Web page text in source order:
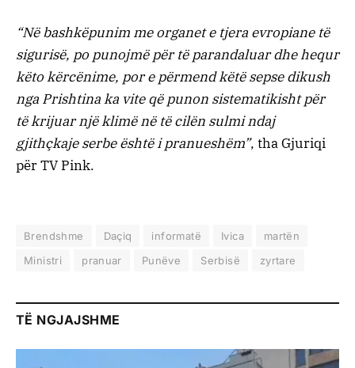
“Në bashkëpunim me organet e tjera evropiane të
sigurisë, po punojmë për të parandaluar dhe hequr
këto kërcënime, por e përmend këtë sepse dikush
nga Prishtina ka vite që punon sistematikisht për
të krijuar një klimë në të cilën sulmi ndaj
gjithçkaje serbe është i pranueshëm”, tha Gjuriqi
për TV Pink.
Brendshme Daçiq informatë Ivica
martën
Ministri
pranuar Punëve Serbisë zyrtare
TË NGJAJSHME